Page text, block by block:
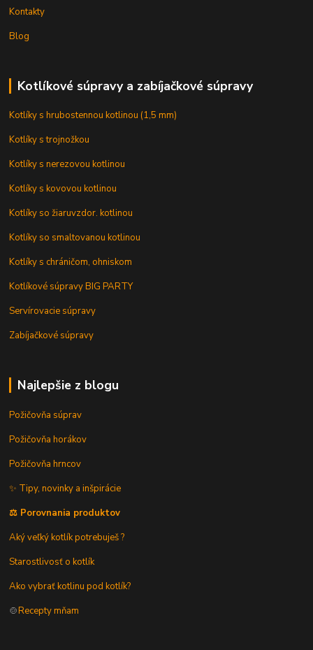
Kontakty
Blog
Kotlíkové súpravy a zabíjačkové súpravy
Kotlíky s hrubostennou kotlinou (1,5 mm)
Kotlíky s trojnožkou
Kotlíky s nerezovou kotlinou
Kotlíky s kovovou kotlinou
Kotlíky so žiaruvzdor. kotlinou
Kotlíky so smaltovanou kotlinou
Kotlíky s chráničom, ohniskom
Kotlíkové súpravy BIG PARTY
Servírovacie súpravy
Zabíjačkové súpravy
Najlepšie z blogu
Požičovňa súprav
Požičovňa horákov
Požičovňa hrncov
✨ Tipy, novinky a inšpirácie
⚖️ Porovnania produktov
Aký veľký kotlík potrebuješ ?
Starostlivosť o kotlík
Ako vybrať kotlinu pod kotlík?
🍲Recepty mňam